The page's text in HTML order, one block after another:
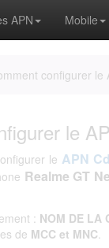
APN Mobile
configurer
le
le APN
Realme GT
: NOM DE LA
de MCC et MNC.